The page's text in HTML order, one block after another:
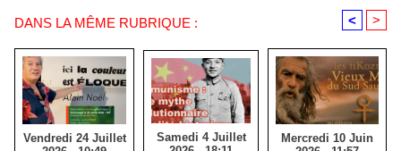
DANS LA MÊME RUBRIQUE : < >
Vendredi 24 Juillet
Samedi 4 Juillet
Mercredi 10 Juin